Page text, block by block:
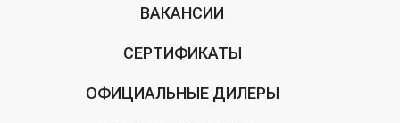
ВАКАНСИИ
СЕРТИФИКАТЫ
ОФИЦИАЛЬНЫЕ ДИЛЕРЫ